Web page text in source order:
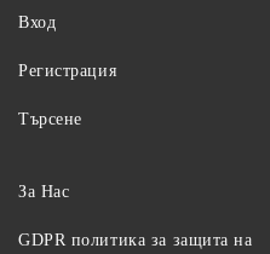
Вход
Регистрация
Търсене
За Нас
GDPR политика за защита на